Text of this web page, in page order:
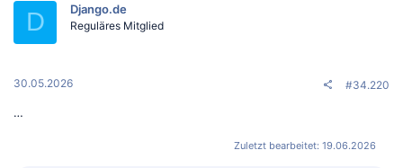
o
:
D Django.de
Reguläres Mitglied
30.05.2026 #34.220
…
Zuletzt bearbeitet: 19.06.2026